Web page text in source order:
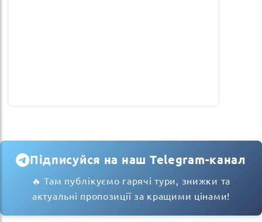
Підписуйся на наш Telegram-канал
🔥 Там публікуємо гарячі тури, знижки та
актуальні пропозиції за кращими цінами!